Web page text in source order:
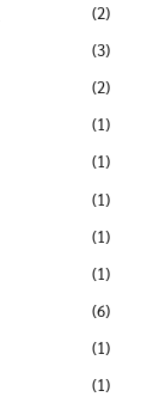
(2)
(3)
(2)
(1)
(1)
(1)
(1)
(1)
(6)
(1)
(1)